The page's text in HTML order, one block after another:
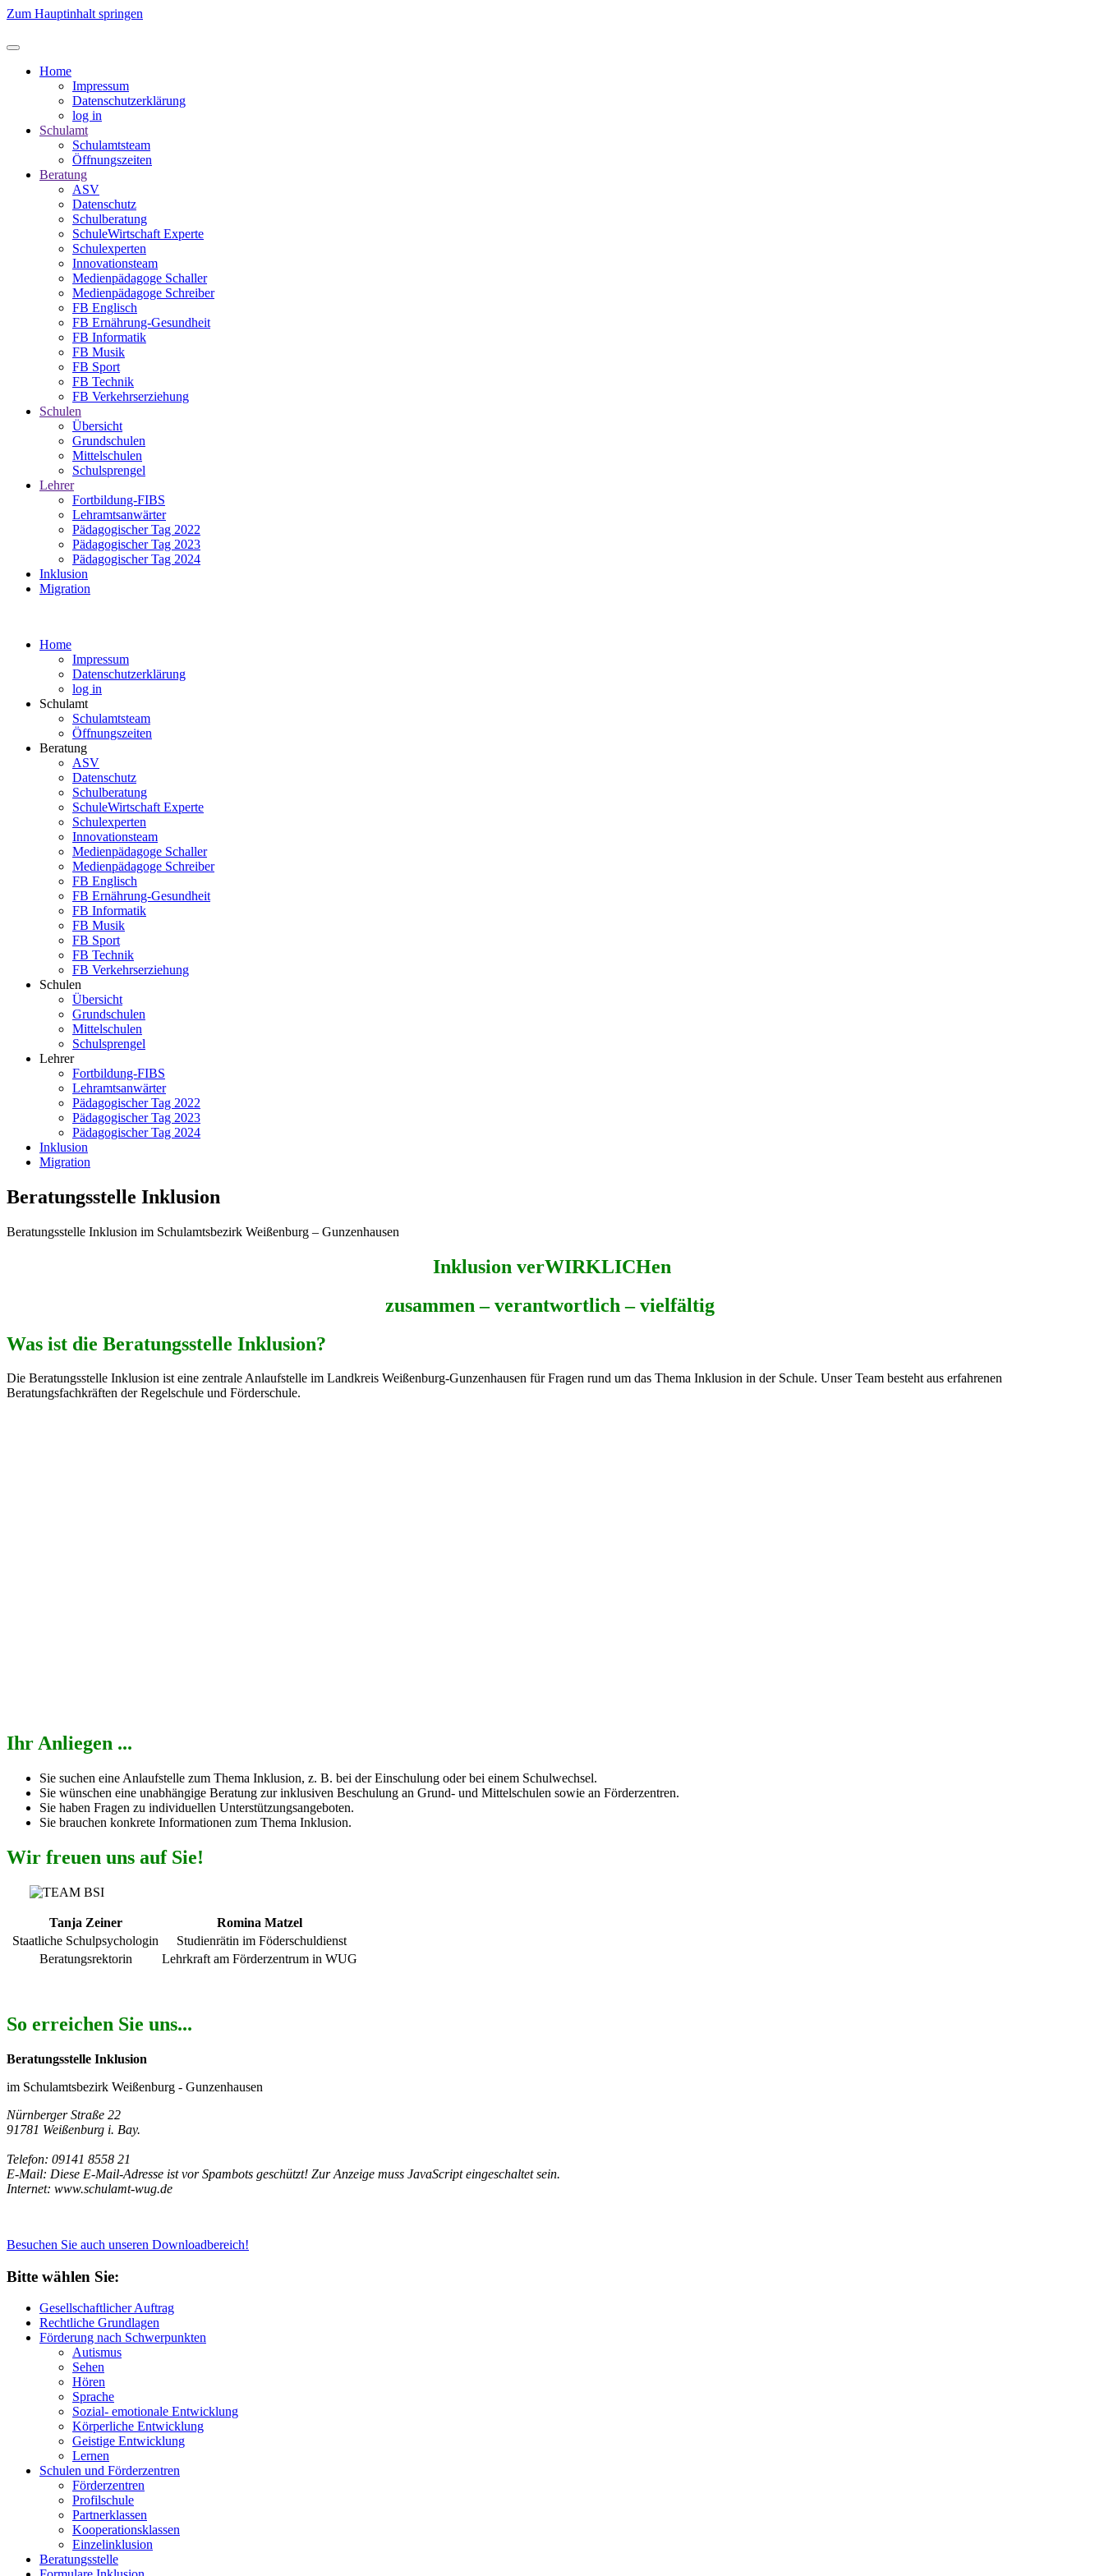
Zum Hauptinhalt springen
Home
Impressum
Datenschutzerklärung
log in
Schulamt
Schulamtsteam
Öffnungszeiten
Beratung
ASV
Datenschutz
Schulberatung
SchuleWirtschaft Experte
Schulexperten
Innovationsteam
Medienpädagoge Schaller
Medienpädagoge Schreiber
FB Englisch
FB Ernährung-Gesundheit
FB Informatik
FB Musik
FB Sport
FB Technik
FB Verkehrserziehung
Schulen
Übersicht
Grundschulen
Mittelschulen
Schulsprengel
Lehrer
Fortbildung-FIBS
Lehramtsanwärter
Pädagogischer Tag 2022
Pädagogischer Tag 2023
Pädagogischer Tag 2024
Inklusion
Migration
Home
Impressum
Datenschutzerklärung
log in
Schulamt
Schulamtsteam
Öffnungszeiten
Beratung
ASV
Datenschutz
Schulberatung
SchuleWirtschaft Experte
Schulexperten
Innovationsteam
Medienpädagoge Schaller
Medienpädagoge Schreiber
FB Englisch
FB Ernährung-Gesundheit
FB Informatik
FB Musik
FB Sport
FB Technik
FB Verkehrserziehung
Schulen
Übersicht
Grundschulen
Mittelschulen
Schulsprengel
Lehrer
Fortbildung-FIBS
Lehramtsanwärter
Pädagogischer Tag 2022
Pädagogischer Tag 2023
Pädagogischer Tag 2024
Inklusion
Migration
Beratungsstelle Inklusion
Beratungsstelle Inklusion im Schulamtsbezirk Weißenburg – Gunzenhausen
Inklusion verWIRKLICHen
zusammen – verantwortlich – vielfältig
Was ist die Beratungsstelle Inklusion?
Die Beratungsstelle Inklusion ist eine zentrale Anlaufstelle im Landkreis Weißenburg-Gunzenhausen für Fragen rund um das Thema Inklusion in der Schule. Unser Team besteht aus erfahrenen
Beratungsfachkräften der Regelschule und Förderschule.
Ihr Anliegen ...
Sie suchen eine Anlaufstelle zum Thema Inklusion, z. B. bei der Einschulung oder bei einem Schulwechsel.
Sie wünschen eine unabhängige Beratung zur inklusiven Beschulung an Grund- und Mittelschulen sowie an Förderzentren.
Sie haben Fragen zu individuellen Unterstützungsangeboten.
Sie brauchen konkrete Informationen zum Thema Inklusion.
Wir freuen uns auf Sie!
Tanja Zeiner
Romina Matzel
Staatliche Schulpsychologin
Studienrätin im Föderschuldienst
Beratungsrektorin
Lehrkraft am Förderzentrum in WUG
So erreichen Sie uns...
Beratungsstelle Inklusion
im Schulamtsbezirk Weißenburg - Gunzenhausen
Nürnberger Straße 22
91781 Weißenburg i. Bay.
Telefon: 09141 8558 21
E-Mail: Diese E-Mail-Adresse ist vor Spambots geschützt! Zur Anzeige muss JavaScript eingeschaltet sein.
Internet: www.schulamt-wug.de
Besuchen Sie auch unseren Downloadbereich!
Bitte wählen Sie:
Gesellschaftlicher Auftrag
Rechtliche Grundlagen
Förderung nach Schwerpunkten
Autismus
Sehen
Hören
Sprache
Sozial- emotionale Entwicklung
Körperliche Entwicklung
Geistige Entwicklung
Lernen
Schulen und Förderzentren
Förderzentren
Profilschule
Partnerklassen
Kooperationsklassen
Einzelinklusion
Beratungsstelle